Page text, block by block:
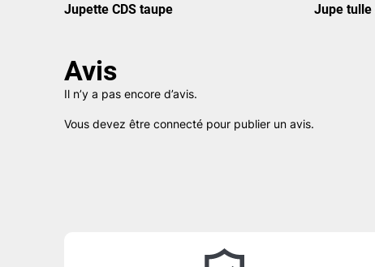
Jupette CDS taupe Jupe tulle
Avis
Il n’y a pas encore d’avis.
Vous devez être connecté pour publier un avis.